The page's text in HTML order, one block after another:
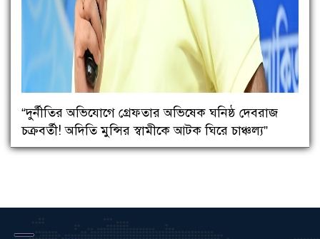
“দুর্নীতির অভিযোগে গ্রেফতার অভিষেক ঘনিষ্ঠ দেবরাজ
চক্রবর্তী! অদিতি মুন্সির স্বামীকে আটক ঘিরে চাঞ্চল্য”